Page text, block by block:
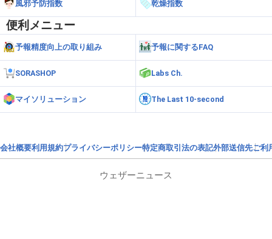
風邪予防指数 乾燥指数
便利メニュー
予報精度向上の取り組み 予報に関するFAQ
SORASHOP Labs Ch.
マイソリューション The Last 10-second
会社概要利用規約プライバシーポリシー特定商取引法の表記外部送信先ご利
ウェザーニュース